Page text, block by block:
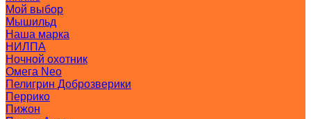
Мой выбор
Мышильд
Наша марка
НИЛПА
Ночной охотник
Омега Neo
Пелигрин Доброзверики
Перрико
Пижон